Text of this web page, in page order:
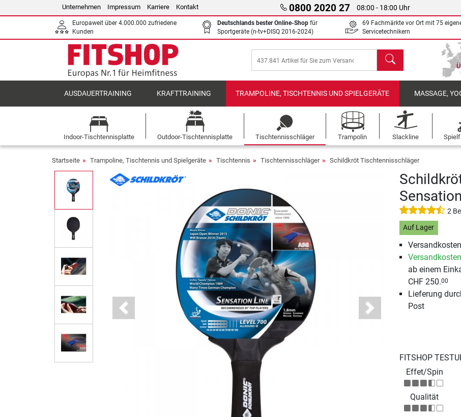
Unternehmen Impressum Karriere Kontakt 0800 2020 27 08:00 - 18:00 Uhr
Europaweit über 4.000.000 zufriedene
Kunden
Deutschlands bester Online-Shop für
Sportgeräte (n-tv+DISQ 2016-2024)
69 Fachmärkte vor Ort mit 75
Servicetechnikern
Suchen
AUSDAUERTRAINING KRAFTTRAINING TRAMPOLINE, TISCHTENNIS UND SPIELGERÄTE MASSAGE,
Indoor-Tischtennisplatte Outdoor-Tischtennisplatte Tischtennisschläger Trampolin Slackline
Startseite Trampoline, Tischtennis und Spielgeräte Tischtennis Tischtennisschläger Schildkröt Tischtennisschläger
Previous Next
2
Auf Lager
ab einem
CHF 250.00
Lieferung
Post
FITSHOP
Effet/Spin
Qualität